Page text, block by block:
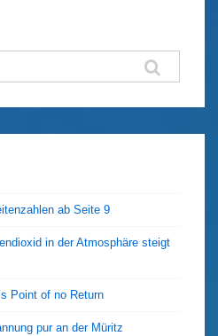
ab Seite 9
in der Atmosphäre steigt
Point of no Return
pur an der Müritz